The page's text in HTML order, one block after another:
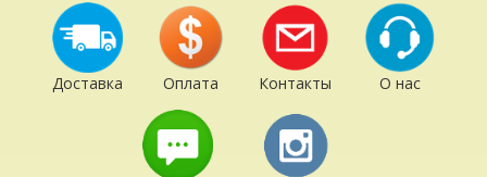
Доставка Оплата Контакты О нас